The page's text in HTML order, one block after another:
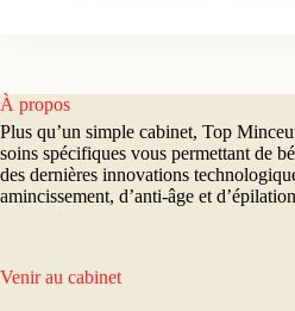
À propos
Plus qu’un simple cabinet, Top
soins spécifiques vous permettant de
des dernières innovations
amincissement, d’anti-âge et
Venir au cabinet